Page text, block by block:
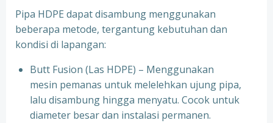
Pipa HDPE dapat disambung menggunakan
beberapa metode, tergantung kebutuhan dan
kondisi di lapangan:
Butt Fusion (Las HDPE) – Menggunakan
mesin pemanas untuk melelehkan ujung pipa,
lalu disambung hingga menyatu. Cocok untuk
diameter besar dan instalasi permanen.